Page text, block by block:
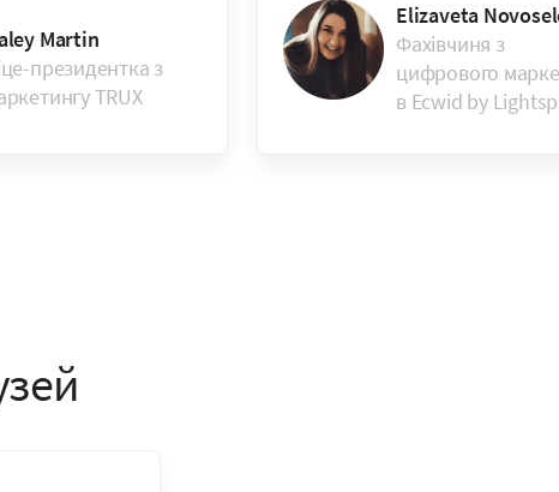
Martin
президентка з
TRUX
Elizaveta
Фахівчиня з
цифрового
в Ecwid by